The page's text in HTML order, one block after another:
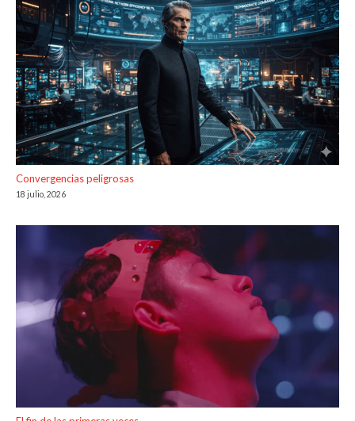
Convergencias peligrosas
18 julio, 2026